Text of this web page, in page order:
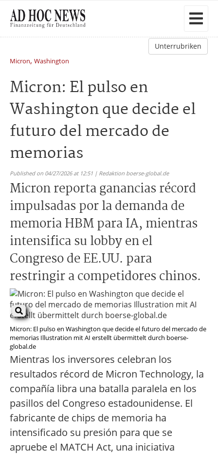
Unterrubriken
Micron, Washington
Micron: El pulso en
Washington que decide el
futuro del mercado de
memorias
Published on 04/27/2026 at 12:51 | Redaktion boerse-global.de
Micron reporta ganancias récord
impulsadas por la demanda de
memoria HBM para IA, mientras
intensifica su lobby en el
Congreso de EE.UU. para
restringir a competidores chinos.
Micron: El pulso en Washington que decide el futuro del mercado de
memorias Illustration mit AI erstellt übermittelt durch boerse-
global.de
Mientras los inversores celebran los
resultados récord de Micron Technology, la
compañía libra una batalla paralela en los
pasillos del Congreso estadounidense. El
fabricante de chips de memoria ha
intensificado su presión para que se
apruebe el MATCH Act, una iniciativa